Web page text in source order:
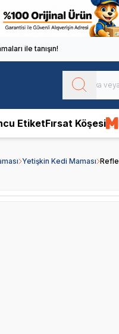
ile tanışın!
EtiketFırsat Köşesi
Yetişkin Kedi Maması